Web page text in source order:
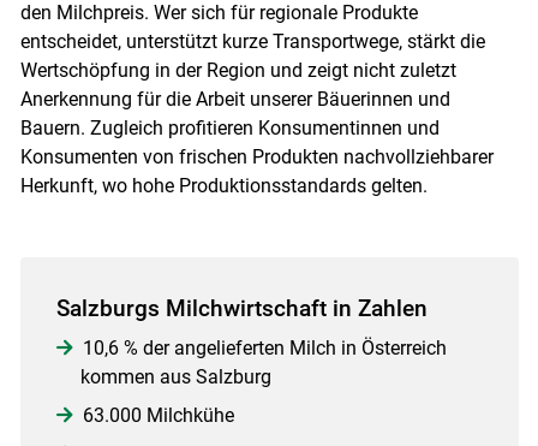
den Milchpreis. Wer sich für regionale Produkte
entscheidet, unterstützt kurze Transportwege, stärkt die
Wertschöpfung in der Region und zeigt nicht zuletzt
Anerkennung für die Arbeit unserer Bäuerinnen und
Bauern. Zugleich profitieren Konsumentinnen und
Konsumenten von frischen Produkten nachvollziehbarer
Herkunft, wo hohe Produktionsstandards gelten.
Salzburgs Milchwirtschaft in Zahlen
10,6 % der angelieferten Milch in Österreich
kommen aus Salzburg
63.000 Milchkühe